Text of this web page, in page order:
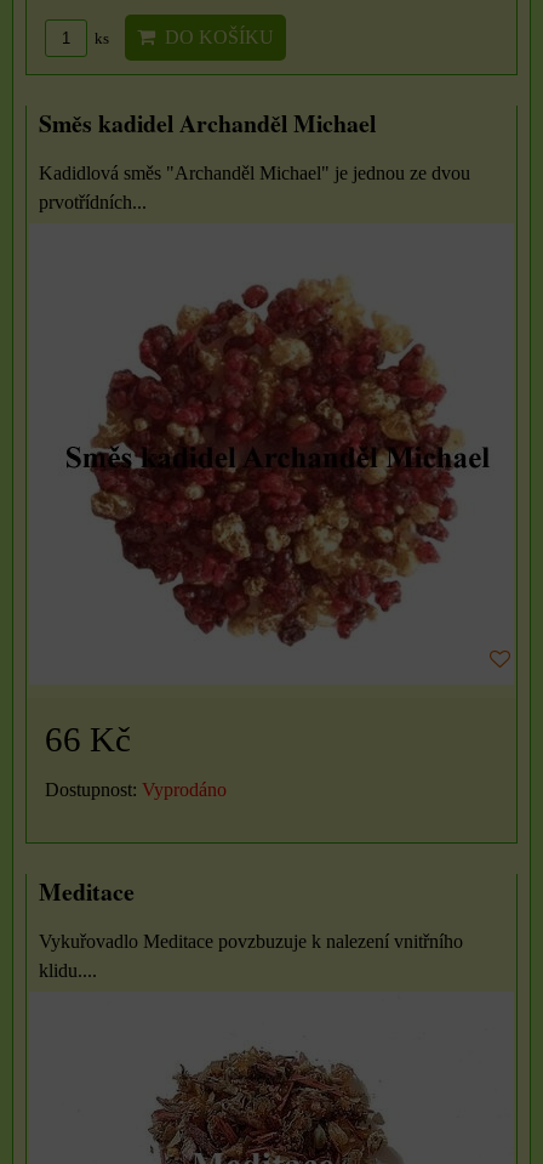
ks DO KOŠÍKU
Směs kadidel Archanděl Michael
Kadidlová směs "Archanděl Michael" je jednou ze dvou
prvotřídních...
66 Kč
Dostupnost: Vyprodáno
Meditace
Vykuřovadlo Meditace povzbuzuje k nalezení vnitřního
klidu....